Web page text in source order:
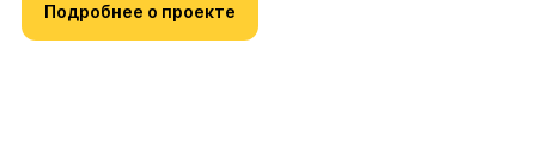
Подробнее о проекте